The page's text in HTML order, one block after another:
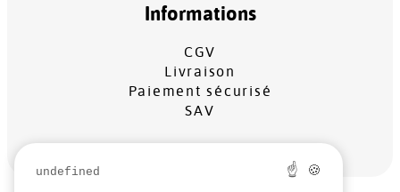
Informations
CGV
Livraison
Paiement sécurisé
SAV
undefined ☝ 🍪